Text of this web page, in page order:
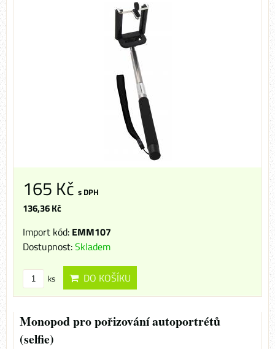
165 Kč s DPH
136,36 Kč
Import kód: EMM107
Dostupnost:Skladem
ks DO KOŠÍKU
Monopod pro pořizování autoportrétů
(selfie)